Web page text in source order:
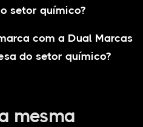
setor químico?
com a Dual Marcas
do setor químico?
mesma